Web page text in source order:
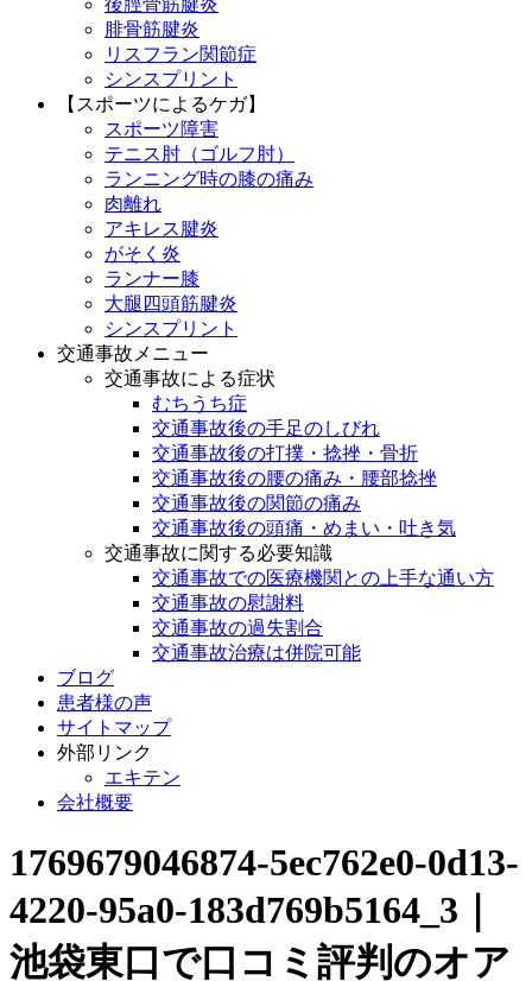
後脛骨筋腱炎
腓骨筋腱炎
リスフラン関節症
シンスプリント
【スポーツによるケガ】
スポーツ障害
テニス肘（ゴルフ肘）
ランニング時の膝の痛み
肉離れ
アキレス腱炎
がそく炎
ランナー膝
大腿四頭筋腱炎
シンスプリント
交通事故メニュー
交通事故による症状
むちうち症
交通事故後の手足のしびれ
交通事故後の打撲・捻挫・骨折
交通事故後の腰の痛み・腰部捻挫
交通事故後の関節の痛み
交通事故後の頭痛・めまい・吐き気
交通事故に関する必要知識
交通事故での医療機関との上手な通い方
交通事故の慰謝料
交通事故の過失割合
交通事故治療は併院可能
ブログ
患者様の声
サイトマップ
外部リンク
エキテン
会社概要
1769679046874-5ec762e0-0d13-
4220-95a0-183d769b5164_3｜
池袋東口で口コミ評判のオア